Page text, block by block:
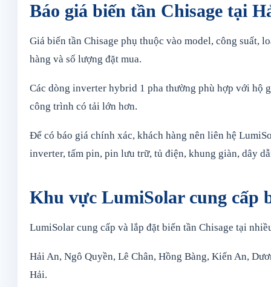
Báo giá biến tần Chisage tại
Giá biến tần Chisage phụ thuộc vào model, công suất,
hàng và số lượng đặt mua.
Các dòng inverter hybrid 1 pha thường phù hợp với hộ
công trình có tải lớn hơn.
Để có báo giá chính xác, khách hàng nên liên hệ
inverter, tấm pin, pin lưu trữ, tủ điện, khung giàn, dây
Khu vực LumiSolar cung cấp
LumiSolar cung cấp và lắp đặt biến tần Chisage tại
Hải An, Ngô Quyền, Lê Chân, Hồng Bàng, Kiến An,
Hải.